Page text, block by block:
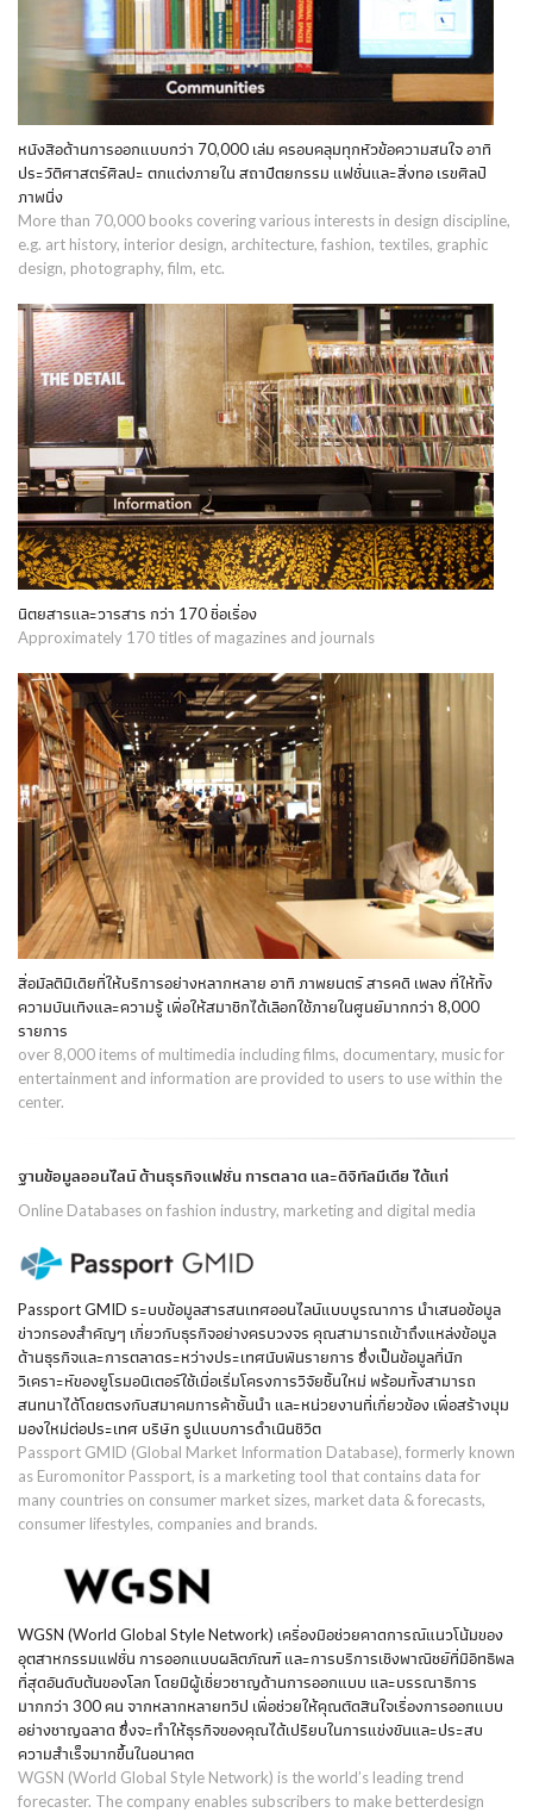
หนังสือด้านการออกแบบกว่า 70,000 เล่ม ครอบคลุมทุกหัวข้อความสนใจ อาทิ
ประวัติศาสตร์ศิลปะ ตกแต่งภายใน สถาปัตยกรรม แฟชั่นและสิ่งทอ เรขศิลป์
ภาพนิ่ง
More than 70,000 books covering various interests in design discipline,
e.g. art history, interior design, architecture, fashion, textiles, graphic
design, photography, film, etc.
นิตยสารและวารสาร กว่า 170 ชื่อเรื่อง
Approximately 170 titles of magazines and journals
สื่อมัลติมีเดียที่ให้บริการอย่างหลากหลาย อาทิ ภาพยนตร์ สารคดี เพลง ที่ให้ทั้ง
ความบันเทิงและความรู้ เพื่อให้สมาชิกได้เลือกใช้ภายในศูนย์มากกว่า 8,000
รายการ
over 8,000 items of multimedia including films, documentary, music for
entertainment and information are provided to users to use within the
center.
ฐานข้อมูลออนไลน์ ด้านธุรกิจแฟชั่น การตลาด และดิจิทัลมีเดีย ได้แก่
Online Databases on fashion industry, marketing and digital media
Passport GMID ระบบข้อมูลสารสนเทศออนไลน์แบบบูรณาการ นำเสนอข้อมูล
ข่าวกรองสำคัญๆ เกี่ยวกับธุรกิจอย่างครบวงจร คุณสามารถเข้าถึงแหล่งข้อมูล
ด้านธุรกิจและการตลาดระหว่างประเทศนับพันรายการ ซึ่งเป็นข้อมูลที่นัก
วิเคราะห์ของยูโรมอนิเตอร์ใช้เมื่อเริ่มโครงการวิจัยชิ้นใหม่ พร้อมทั้งสามารถ
สนทนาได้โดยตรงกับสมาคมการค้าชั้นนำ และหน่วยงานที่เกี่ยวข้อง เพื่อสร้างมุม
มองใหม่ต่อประเทศ บริษัท รูปแบบการดำเนินชีวิต
Passport GMID (Global Market Information Database), formerly known
as Euromonitor Passport, is a marketing tool that contains data for
many countries on consumer market sizes, market data & forecasts,
consumer lifestyles, companies and brands.
WGSN (World Global Style Network) เครื่องมือช่วยคาดการณ์แนวโน้มของ
อุตสาหกรรมแฟชั่น การออกแบบผลิตภัณฑ์ และการบริการเชิงพาณิชย์ที่มีอิทธิพล
ที่สุดอันดับต้นของโลก โดยมีผู้เชี่ยวชาญด้านการออกแบบ และบรรณาธิการ
มากกว่า 300 คน จากหลากหลายทวีป เพื่อช่วยให้คุณตัดสินใจเรื่องการออกแบบ
อย่างชาญฉลาด ซึ่งจะทำให้ธุรกิจของคุณได้เปรียบในการแข่งขันและประสบ
ความสำเร็จมากขึ้นในอนาคต
WGSN (World Global Style Network) is the world’s leading trend
forecaster. The company enables subscribers to make betterdesign